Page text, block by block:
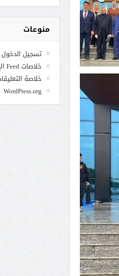
منوعات
تسجيل الدخول
خلاصات Feed الإدخالات
خلاصة
WordPress.org